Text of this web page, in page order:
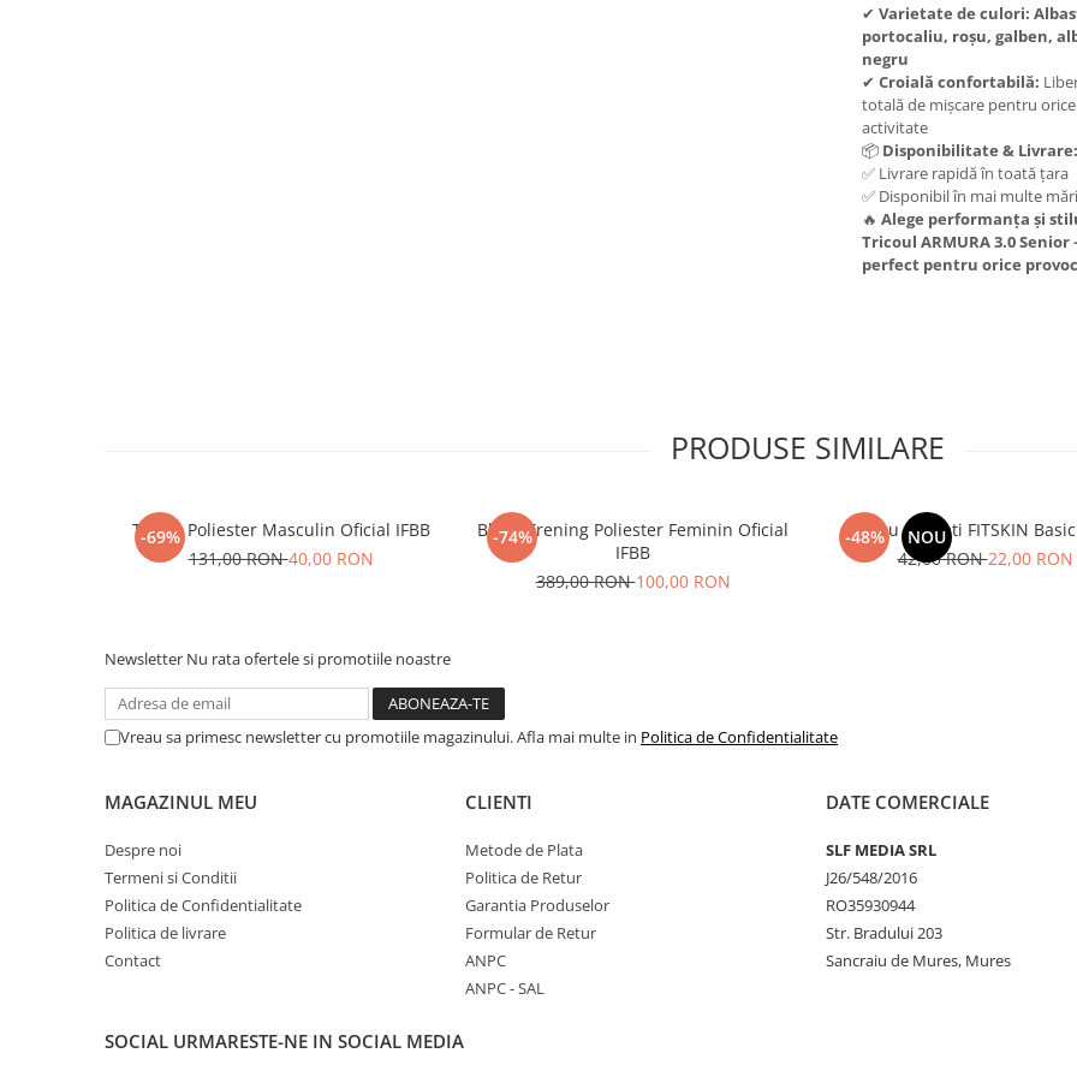
✔ Varietate de culori:
portocaliu, roșu, galben,
negru
✔ Croială confortabilă:
totală de mișcare pentru orice
activitate
📦 Disponibilitate & Livrare:
✅ Livrare rapidă în toată țara
✅ Disponibil în mai multe
🔥 Alege performanța și
Tricoul ARMURA 3.0 Senior
perfect pentru orice
PRODUSE SIMILARE
-69%
Tricou Poliester Masculin Oficial IFBB
131,00 RON40,00 RON
-74%
Bluza Trening Poliester Feminin Oficial
IFBB
389,00 RON100,00 RON
-48% NOU
Maiou Barbati FITSKIN
42,00 RON22,00 RON
Newsletter Nu rata ofertele si promotiile noastre
Vreau sa primesc newsletter cu promotiile magazinului. Afla mai multe in Politica de Confidentialitate
MAGAZINUL MEU
Despre noi
Termeni si Conditii
Politica de Confidentialitate
Politica de livrare
Contact
CLIENTI
Metode de Plata
Politica de Retur
Garantia Produselor
Formular de Retur
ANPC
ANPC - SAL
DATE COMERCIALE
SLF MEDIA SRL
J26/548/2016
RO35930944
Str. Bradului 203
Sancraiu de Mures, Mures
SOCIAL URMARESTE-NE IN SOCIAL MEDIA